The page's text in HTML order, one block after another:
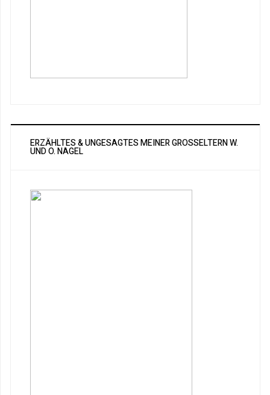
ERZÄHLTES & UNGESAGTES MEINER GROSSELTERN W. U
ND O. NAGEL